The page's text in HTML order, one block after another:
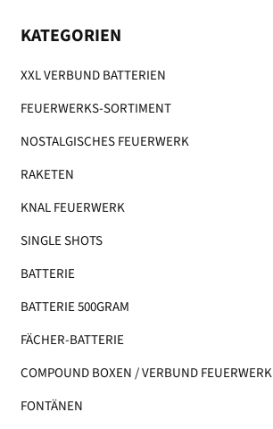
KATEGORIEN
XXL VERBUND BATTERIEN
FEUERWERKS-SORTIMENT
NOSTALGISCHES FEUERWERK
RAKETEN
KNAL FEUERWERK
SINGLE SHOTS
BATTERIE
BATTERIE 500GRAM
FÄCHER-BATTERIE
COMPOUND BOXEN / VERBUND FEUERWERK
FONTÄNEN